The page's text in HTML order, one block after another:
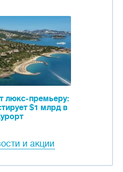
люкс-премьеру:
$1 млрд в
и акции